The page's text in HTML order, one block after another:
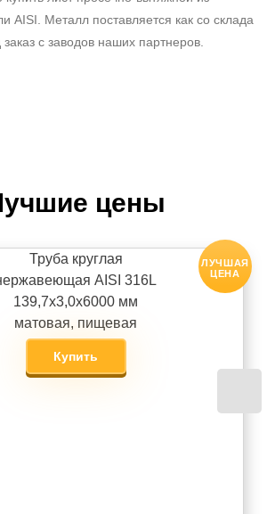
AISI. Металл поставляется как со склада
с заводов наших партнеров.
цены
Труба круглая
AISI 316L
139,7х3,0х6000 мм
матовая, пищевая
Купить
ЛУЧШАЯ
ЦЕНА